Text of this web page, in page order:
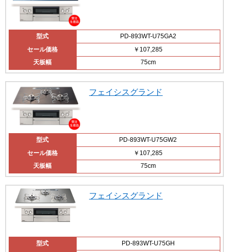
型式
PD-893WT-U75GA2
セール価格
￥107,285
天板幅
75cm
フェイシスグランド
型式
PD-893WT-U75GW2
セール価格
￥107,285
天板幅
75cm
フェイシスグランド
型式
PD-893WT-U75GH